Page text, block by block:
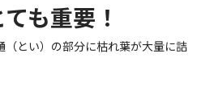
も重要！
（とい）の部分に枯れ葉が大量に詰